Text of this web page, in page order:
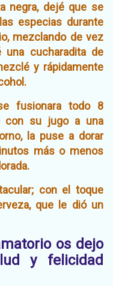
negra, dejé que se
especias durante
mezclando de vez
una cucharadita de
y rápidamente
fusionara todo 8
con su jugo a una
la puse a dorar
más o menos
con el toque
que le dió un
os dejo
y felicidad